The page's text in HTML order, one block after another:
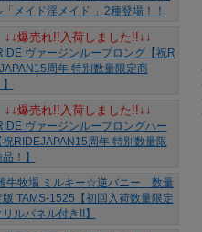
↓↓爆売れ!!入荷しました!!↓↓
↓↓爆売れ!!入荷しました!!↓↓